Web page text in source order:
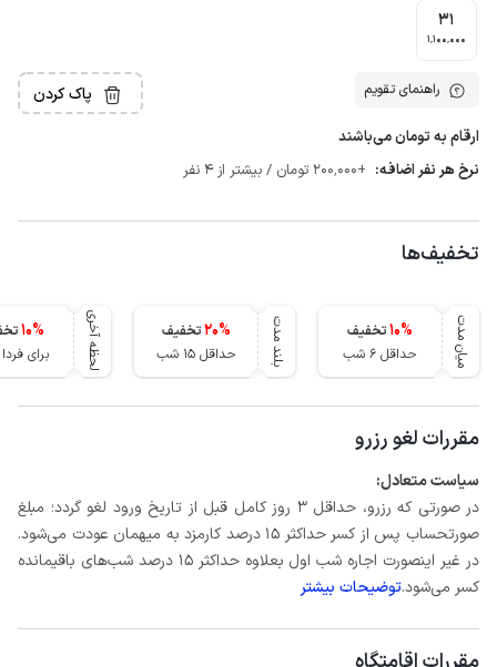
31
1٬100٬000
راهنمای تقویم پاک کردن
ارقام به تومان می‌باشند
نرخ هر نفر اضافه: +200٬000 تومان / بیشتر از 4 نفر
تخفیف‌ها
میان مدت 10%
تخفیف
حداقل 6 شب
بلند مدت 20%
تخفیف
حداقل 15 شب
لحظه آخری 10%
برای
مقررات لغو رزرو
سیاست متعادل:
در صورتی که رزرو، حداقل 3 روز کامل قبل از تاریخ ورود لغو گردد؛ مبلغ
صورتحساب پس از کسر حداکثر 15 درصد کارمزد به میهمان عودت می‌شود.
در غیر اینصورت اجاره شب اول بعلاوه حداکثر 15 درصد شب‌های باقیمانده
کسر می‌شود.توضیحات بیشتر